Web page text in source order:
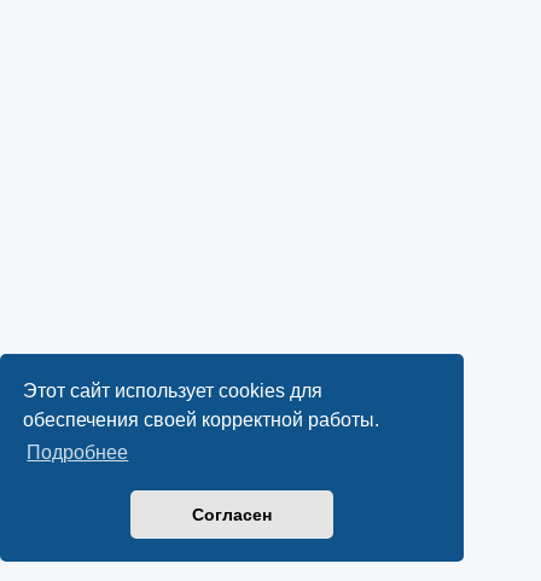
Этот сайт использует cookies для
обеспечения своей корректной работы.
Подробнее
Согласен